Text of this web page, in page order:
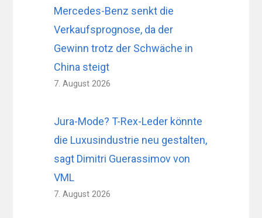
Mercedes-Benz senkt die
Verkaufsprognose, da der
Gewinn trotz der Schwäche in
China steigt
7. August 2026
Jura-Mode? T-Rex-Leder könnte
die Luxusindustrie neu gestalten,
sagt Dimitri Guerassimov von
VML
7. August 2026